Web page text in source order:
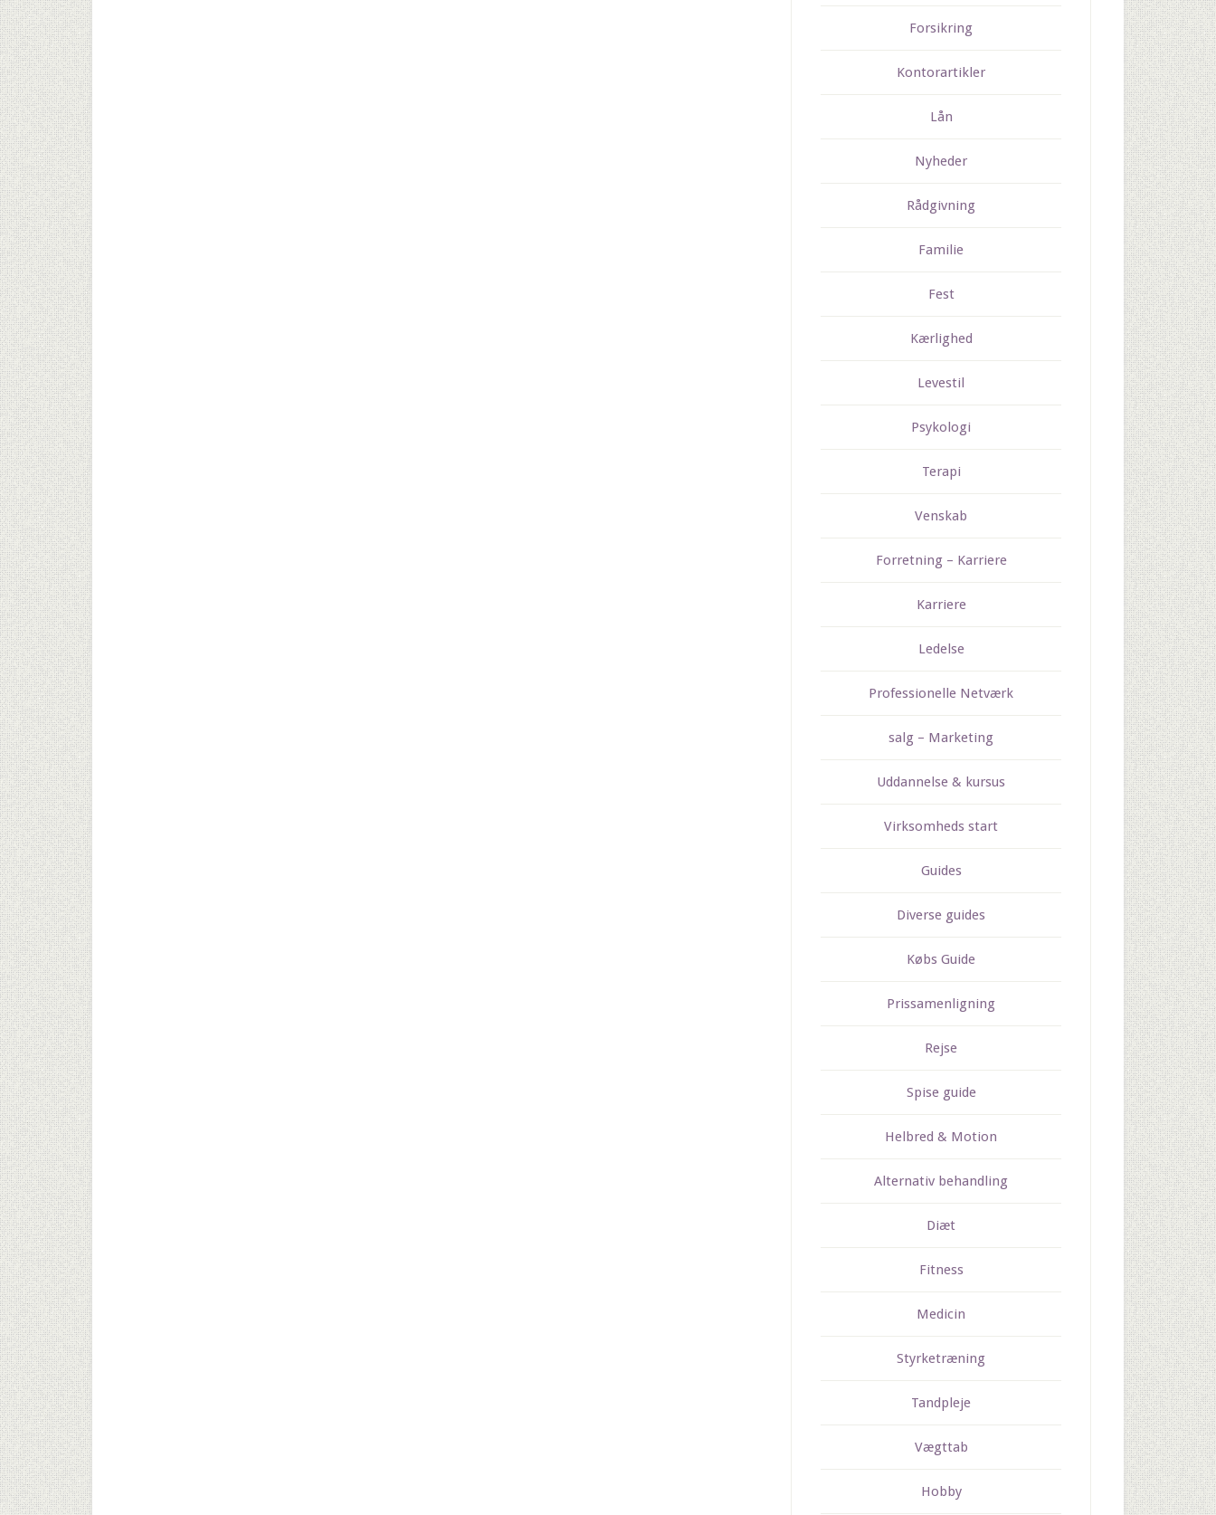
Forsikring
Kontorartikler
Lån
Nyheder
Rådgivning
Familie
Fest
Kærlighed
Levestil
Psykologi
Terapi
Venskab
Forretning – Karriere
Karriere
Ledelse
Professionelle Netværk
salg – Marketing
Uddannelse & kursus
Virksomheds start
Guides
Diverse guides
Købs Guide
Prissamenligning
Rejse
Spise guide
Helbred & Motion
Alternativ behandling
Diæt
Fitness
Medicin
Styrketræning
Tandpleje
Vægttab
Hobby